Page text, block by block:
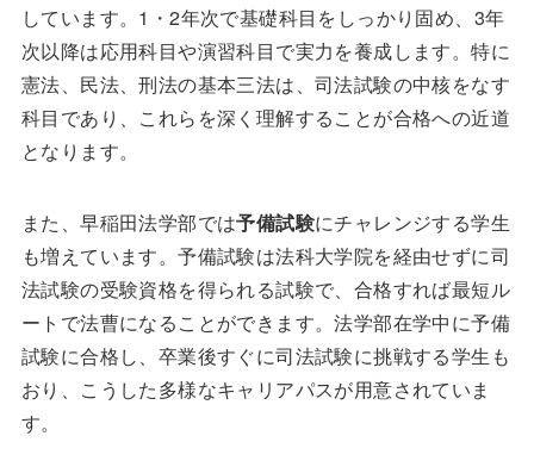
しています。1・2年次で基礎科目をしっかり固め、3年
次以降は応用科目や演習科目で実力を養成します。特に
憲法、民法、刑法の基本三法は、司法試験の中核をなす
科目であり、これらを深く理解することが合格への近道
となります。
また、早稲田法学部では予備試験にチャレンジする学生
も増えています。予備試験は法科大学院を経由せずに司
法試験の受験資格を得られる試験で、合格すれば最短ル
ートで法曹になることができます。法学部在学中に予備
試験に合格し、卒業後すぐに司法試験に挑戦する学生も
おり、こうした多様なキャリアパスが用意されていま
す。